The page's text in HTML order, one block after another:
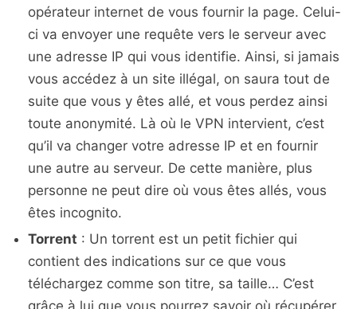
opérateur internet de vous fournir la page. Celui-
ci va envoyer une requête vers le serveur avec
une adresse IP qui vous identifie. Ainsi, si jamais
vous accédez à un site illégal, on saura tout de
suite que vous y êtes allé, et vous perdez ainsi
toute anonymité. Là où le VPN intervient, c’est
qu’il va changer votre adresse IP et en fournir
une autre au serveur. De cette manière, plus
personne ne peut dire où vous êtes allés, vous
êtes incognito.
Torrent : Un torrent est un petit fichier qui
contient des indications sur ce que vous
téléchargez comme son titre, sa taille… C’est
grâce à lui que vous pourrez savoir où récupérer